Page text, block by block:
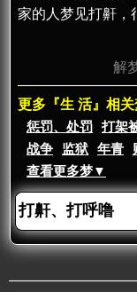
家的人梦见打鼾，
解
更多『生 活』相关
惩罚、处罚
打架
战争
监狱 年青
查看更多梦▼